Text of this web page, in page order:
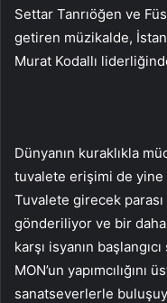
Settar Tanrıöğen ve
getiren müzikalde,
Murat Kodallı
Dünyanın kuraklıkla
tuvalete erişimi de
Tuvalete girecek parası
gönderiliyor ve bir
karşı isyanın
MON’un
sanatseverlerle